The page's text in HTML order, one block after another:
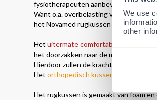
We use
other
fysiotherapeuten aanbevolen ter
Want o.a. overbelasting van de
het Novamed rugkussen dat
Het uitermate comfortabele
het doorzakken naar de meer bolle
Hierdoor zullen de krachten op de
Het orthopedisch kussen
Het rugkussen is gemaakt van foam